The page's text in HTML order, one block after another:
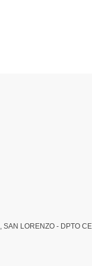
SAN LORENZO - DPTO